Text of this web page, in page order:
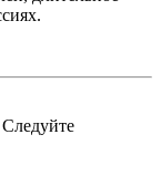
Следуйте